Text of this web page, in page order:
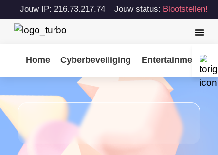
Jouw IP: 216.73.217.74 Jouw status: Blootstellen!
Home Cyberbeveiliging Entertainment